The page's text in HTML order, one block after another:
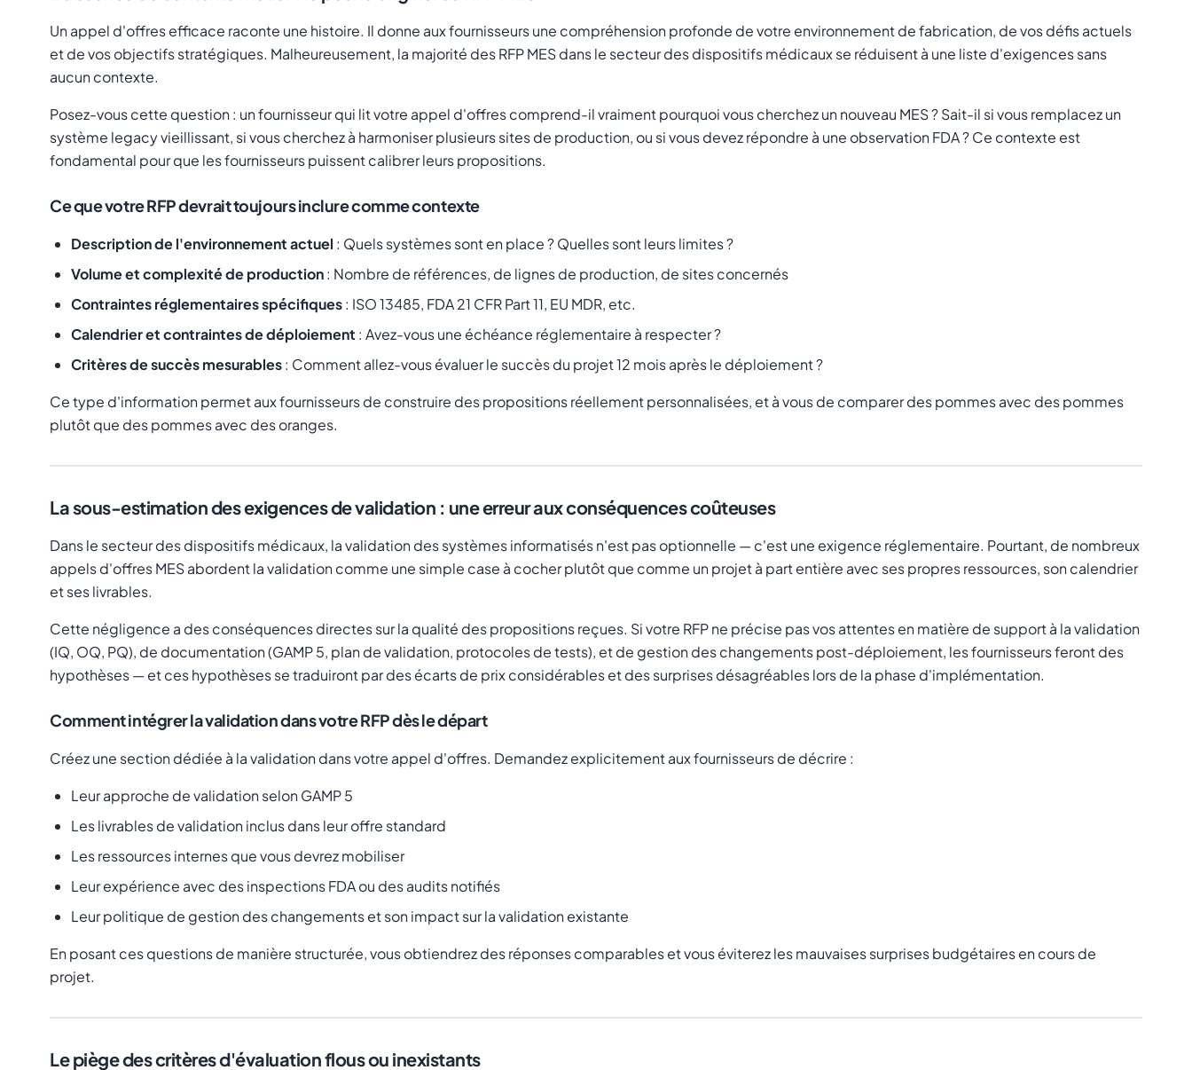
Un appel d'offres efficace raconte une histoire. Il donne aux fournisseurs une compréhension profonde de votre environnement de fabrication, de vos défis actuels
et de vos objectifs stratégiques. Malheureusement, la majorité des RFP MES dans le secteur des dispositifs médicaux se réduisent à une liste d'exigences sans
aucun contexte.
Posez-vous cette question : un fournisseur qui lit votre appel d'offres comprend-il vraiment pourquoi vous cherchez un nouveau MES ? Sait-il si vous remplacez un
système legacy vieillissant, si vous cherchez à harmoniser plusieurs sites de production, ou si vous devez répondre à une observation FDA ? Ce contexte est
fondamental pour que les fournisseurs puissent calibrer leurs propositions.
Ce que votre RFP devrait toujours inclure comme contexte
Description de l'environnement actuel : Quels systèmes sont en place ? Quelles sont leurs limites ?
Volume et complexité de production: Nombre de références, de lignes de production, de sites concernés
Contraintes réglementaires spécifiques: ISO 13485, FDA 21 CFR Part 11, EU MDR, etc.
Calendrier et contraintes de déploiement : Avez-vous une échéance réglementaire à respecter ?
Critères de succès mesurables: Comment allez-vous évaluer le succès du projet 12 mois après le déploiement ?
Ce type d'information permet aux fournisseurs de construire des propositions réellement personnalisées, et à vous de comparer des pommes avec des pommes
plutôt que des pommes avec des oranges.
La sous-estimation des exigences de validation : une erreur aux conséquences coûteuses
Dans le secteur des dispositifs médicaux, la validation des systèmes informatisés n'est pas optionnelle — c'est une exigence réglementaire. Pourtant, de nombreux
appels d'offres MES abordent la validation comme une simple case à cocher plutôt que comme un projet à part entière avec ses propres ressources, son calendrier
et ses livrables.
Cette négligence a des conséquences directes sur la qualité des propositions reçues. Si votre RFP ne précise pas vos attentes en matière de support à la validation
(IQ, OQ, PQ), de documentation (GAMP 5, plan de validation, protocoles de tests), et de gestion des changements post-déploiement, les fournisseurs feront des
hypothèses — et ces hypothèses se traduiront par des écarts de prix considérables et des surprises désagréables lors de la phase d'implémentation.
Comment intégrer la validation dans votre RFP dès le départ
Créez une section dédiée à la validation dans votre appel d'offres. Demandez explicitement aux fournisseurs de décrire :
Leur approche de validation selon GAMP 5
Les livrables de validation inclus dans leur offre standard
Les ressources internes que vous devrez mobiliser
Leur expérience avec des inspections FDA ou des audits notifiés
Leur politique de gestion des changements et son impact sur la validation existante
En posant ces questions de manière structurée, vous obtiendrez des réponses comparables et vous éviterez les mauvaises surprises budgétaires en cours de
projet.
Le piège des critères d'évaluation flous ou inexistants